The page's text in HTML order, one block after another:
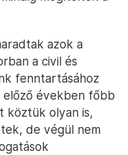
azok a
a civil és
fenntartásához
előző években főbb
köztük olyan is,
de végül nem